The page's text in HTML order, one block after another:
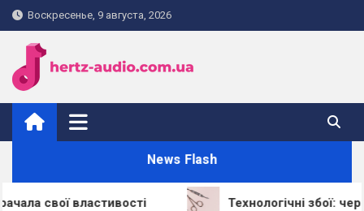
Skip
to
content
Воскресенье, 9 августа, 2026
hertz-audio.com.ua
News Flash
властивості Технологічні збої: через що